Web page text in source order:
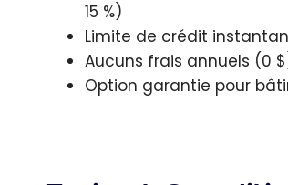
15 %)
Limite de crédit
Aucuns frais annuels (0
Option garantie pour